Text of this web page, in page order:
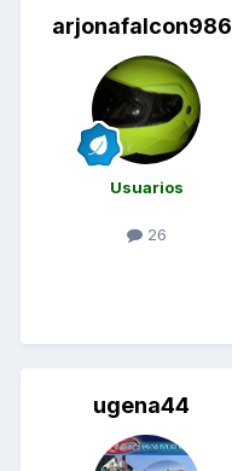
arjonafalcon986
Usuarios
26
ugena44